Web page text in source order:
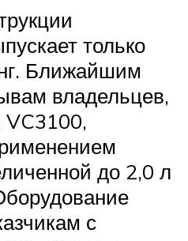
только
Ближайшим
владельцев,
VC3100,
до 2,0 л
с